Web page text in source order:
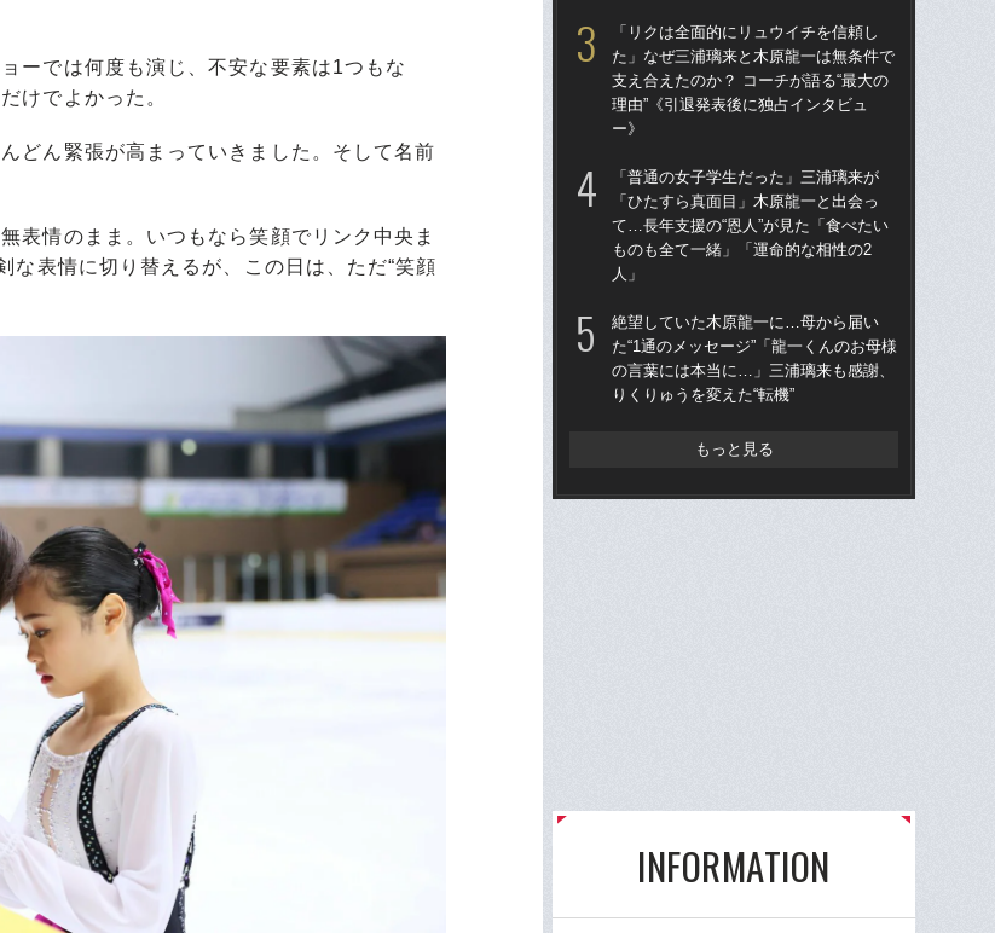
ーでは何度も演じ、不安な要素は1つもな
けでよかった。
どん緊張が高まっていきました。そして名前
表情のまま。いつもなら笑顔でリンク中央ま
な表情に切り替えるが、この日は、ただ“笑顔
「リクは全面的にリュウイチを信頼し
た」なぜ三浦璃来と木原龍一は無条件で
支え合えたのか？ コーチが語る“最大の
理由”《引退発表後に独占インタビュ
ー》
「普通の女子学生だった」三浦璃来が
「ひたすら真面目」木原龍一と出会っ
て…長年支援の“恩人”が見た「食べたい
ものも全て一緒」「運命的な相性の2
人」
絶望していた木原龍一に…母から届い
た“1通のメッセージ”「龍一くんのお母様
の言葉には本当に…」三浦璃来も感謝、
りくりゅうを変えた“転機”
もっと見る
INFORMATION